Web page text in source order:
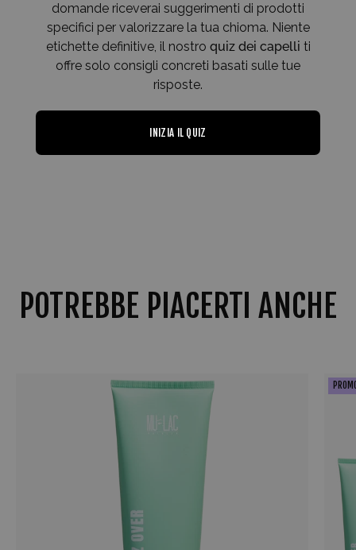
domande riceverai suggerimenti di prodotti
specifici per valorizzare la tua chioma. Niente
etichette definitive, il nostro quiz dei capelli ti
offre solo consigli concreti basati sulle tue
risposte.
INIZIA IL QUIZ
POTREBBE PIACERTI ANCHE
FRIZZ
HAIR
SHAMPOO
SHAMPOO